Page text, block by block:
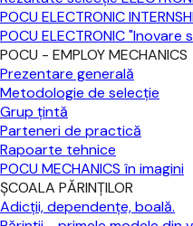
POCU ELECTRONIC
POCU ELECTRONIC "Inovare
POCU - EMPLOY MECHANICS
Prezentare generală
Metodologie de selecție
Grup țintă
Parteneri de practică
Rapoarte tehnice
POCU MECHANICS în imagini
ȘCOALA PĂRINȚILOR
Adicții, dependențe, boală.